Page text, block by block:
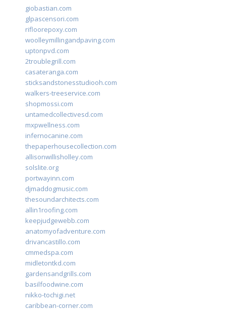
giobastian.com
glpascensori.com
rifloorepoxy.com
woolleymillingandpaving.com
uptonpvd.com
2troublegrill.com
casateranga.com
sticksandstonesstudiooh.com
walkers-treeservice.com
shopmossi.com
untamedcollectivesd.com
mxpwellness.com
infernocanine.com
thepaperhousecollection.com
allisonwillisholley.com
solslite.org
portwayinn.com
djmaddogmusic.com
thesoundarchitects.com
allin1roofing.com
keepjudgewebb.com
anatomyofadventure.com
drivancastillo.com
cmmedspa.com
midletontkd.com
gardensandgrills.com
basilfoodwine.com
nikko-tochigi.net
caribbean-corner.com